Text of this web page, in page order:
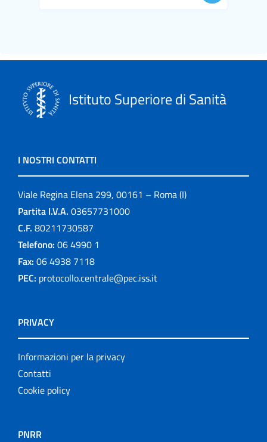
Istituto Superiore di Sanità
I NOSTRI CONTATTI
Viale Regina Elena 299, 00161 – Roma (I)
Partita I.V.A. 03657731000
C.F. 80211730587
Telefono: 06 4990 1
Fax: 06 4938 7118
PEC: protocollo.centrale@pec.iss.it
PRIVACY
Informazioni per la privacy
Contatti
Cookie policy
PNRR